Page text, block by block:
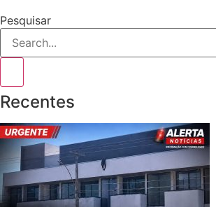
Pesquisar
Recentes